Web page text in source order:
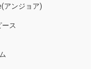
アンジョア)
ース